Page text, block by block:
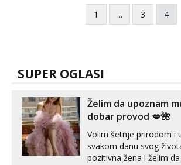
1 ... 3 4
SUPER OGLASI
Želim da upoznam
dobar provod 💋🌺
Volim šetnje prirodom i
svakom danu svog
pozitivna žena i želim